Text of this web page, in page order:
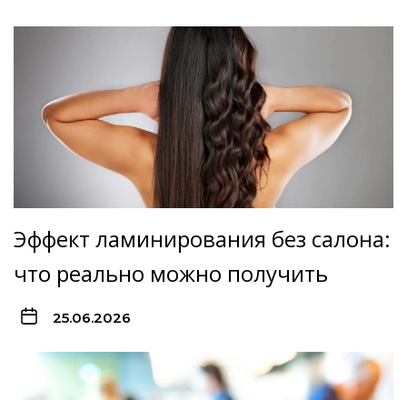
Эффект ламинирования без салона:
что реально можно получить
25.06.2026